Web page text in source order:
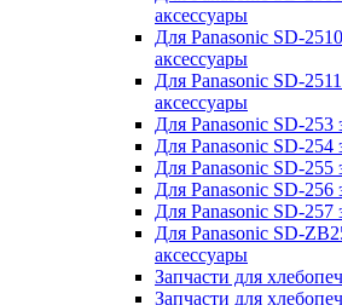
аксессуары
Для Panasonic SD-
аксессуары
Для Panasonic SD-
аксессуары
Для Panasonic SD-253
Для Panasonic SD-254
Для Panasonic SD-255
Для Panasonic SD-256
Для Panasonic SD-257
Для Panasonic SD-
аксессуары
Запчасти для
Запчасти для